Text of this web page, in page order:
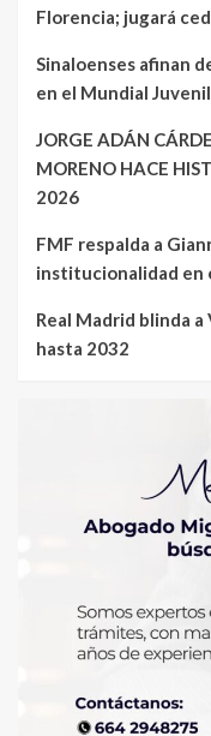
Florencia; jugará
Sinaloenses afinan
en el Mundial
JORGE ADÁN
MORENO HACE
2026
FMF respalda a
institucionalidad en
Real Madrid blinda
hasta 2032